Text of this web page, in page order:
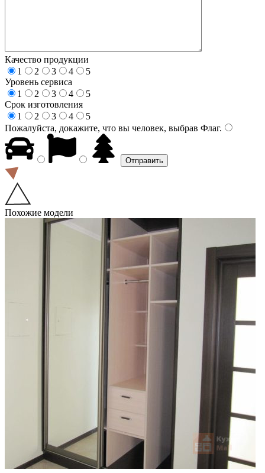
Качество продукции
1
2 3 4
5
Уровень сервиса
1
2 3 4
5
Срок изготовления
1
2 3 4
5
Пожалуйста, докажите, что вы человек, выбрав Флаг.
Похожие модели